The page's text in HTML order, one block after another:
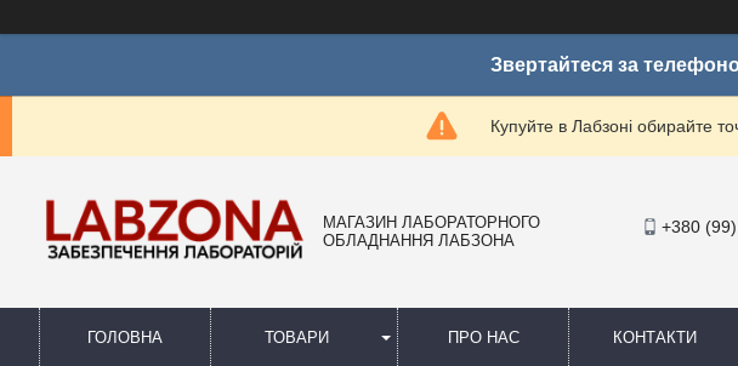
Звертайтеся за
Купуйте в Лабзоні обирайте
МАГАЗИН ЛАБОРАТОРНОГО
ОБЛАДНАННЯ ЛАБЗОНА
+380
ГОЛОВНА ТОВАРИ ПРО НАС КОНТАКТИ